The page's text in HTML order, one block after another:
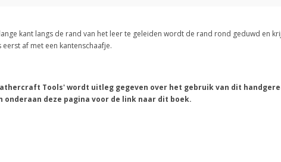
kant langs de rand van het leer te geleiden wordt de rand rond geduwd en
af met een kantenschaafje.
Tools' wordt uitleg gegeven over het gebruik van dit
deze pagina voor de link naar dit boek.